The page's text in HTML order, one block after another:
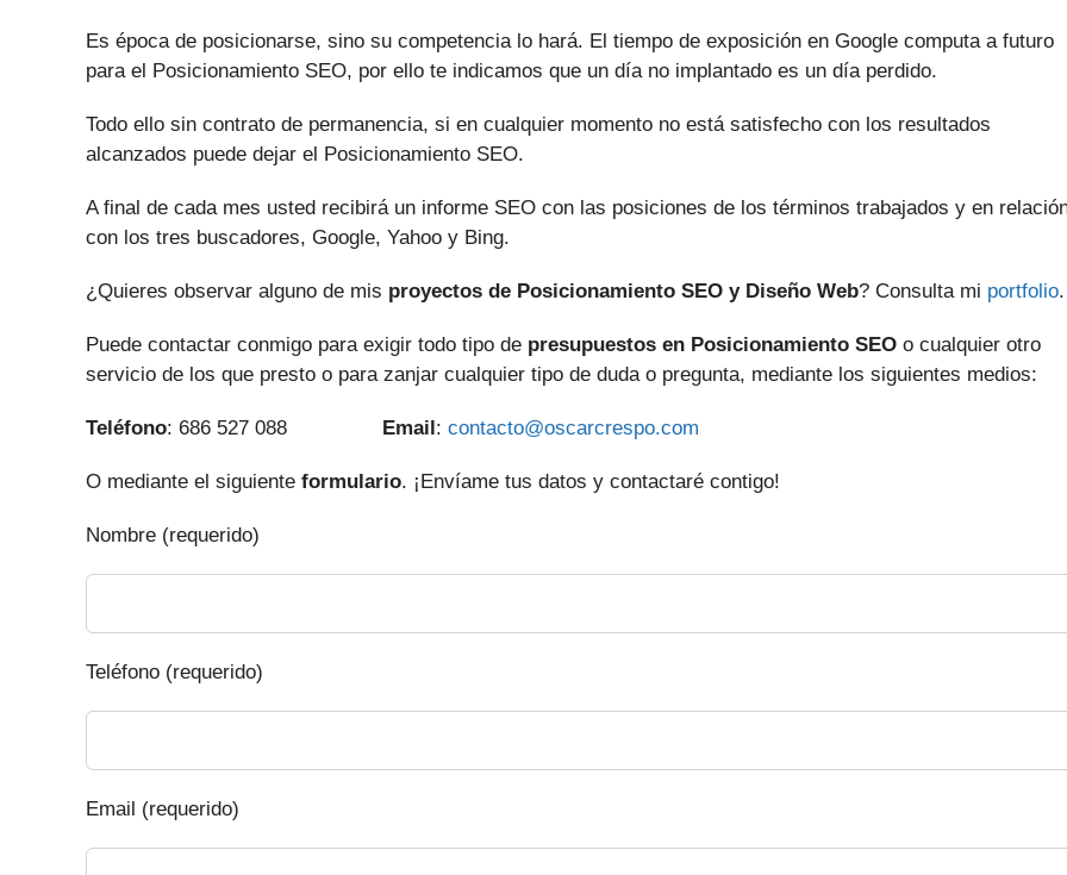
Es época de posicionarse, sino su competencia lo hará. El tiempo de exposición en Google computa a futuro
para el Posicionamiento SEO, por ello te indicamos que un día no implantado es un día perdido.
Todo ello sin contrato de permanencia, si en cualquier momento no está satisfecho con los resultados
alcanzados puede dejar el Posicionamiento SEO.
A final de cada mes usted recibirá un informe SEO con las posiciones de los términos trabajados y en
con los tres buscadores, Google, Yahoo y Bing.
¿Quieres observar alguno de mis proyectos de Posicionamiento SEO y Diseño Web? Consulta mi portfolio.
Puede contactar conmigo para exigir todo tipo de presupuestos en Posicionamiento SEO o cualquier otro
servicio de los que presto o para zanjar cualquier tipo de duda o pregunta, mediante los siguientes medios:
Teléfono: 686 527 088 Email: contacto@oscarcrespo.com
O mediante el siguiente formulario. ¡Envíame tus datos y contactaré contigo!
Nombre (requerido)
Teléfono (requerido)
Email (requerido)